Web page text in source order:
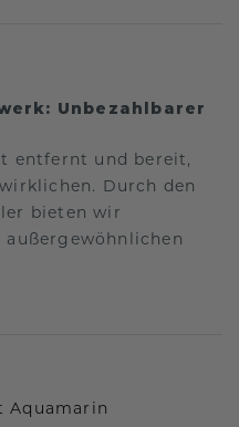
Unbezahlbarer
entfernt und bereit,
Durch den
bieten wir
Aquamarin